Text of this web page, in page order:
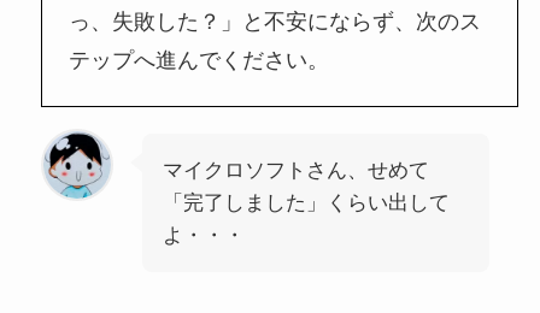
っ、失敗した？」と不安にならず、次のス
テップへ進んでください。
マイクロソフトさん、せめて
「完了しました」くらい出して
よ・・・